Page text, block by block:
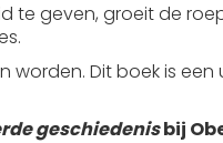
te geven, groeit de
Dit boek is
geschiedenisbij